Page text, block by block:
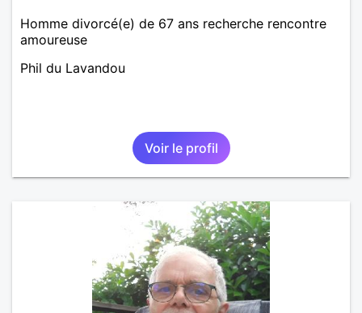
Homme divorcé(e) de 67 ans recherche rencontre
amoureuse
Phil du Lavandou
Voir le profil